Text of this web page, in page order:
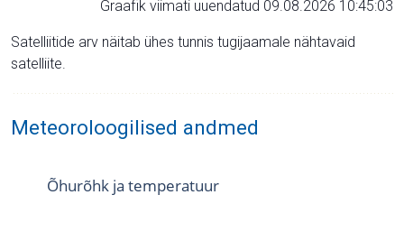
Graafik viimati uuendatud 09.08.2026 10:45:03
Satelliitide arv näitab ühes tunnis tugijaamale nähtavaid
satelliite.
Meteoroloogilised andmed
Õhurõhk ja temperatuur